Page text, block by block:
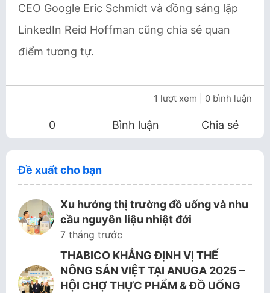
CEO Google Eric Schmidt và đồng sáng lập
LinkedIn Reid Hoffman cũng chia sẻ quan
điểm tương tự.
1 lượt xem | 0 bình luận
0 Bình luận Chia sẻ
Đề xuất cho bạn
Xu hướng thị trường đồ uống và nhu
cầu nguyên liệu nhiệt đới
7 tháng trước
THABICO KHẲNG ĐỊNH VỊ THẾ
NÔNG SẢN VIỆT TẠI ANUGA 2025 –
HỘI CHỢ THỰC PHẨM & ĐỒ UỐNG